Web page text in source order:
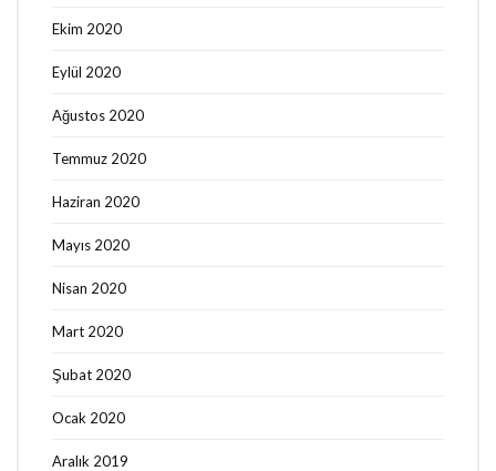
Ekim 2020
Eylül 2020
Ağustos 2020
Temmuz 2020
Haziran 2020
Mayıs 2020
Nisan 2020
Mart 2020
Şubat 2020
Ocak 2020
Aralık 2019